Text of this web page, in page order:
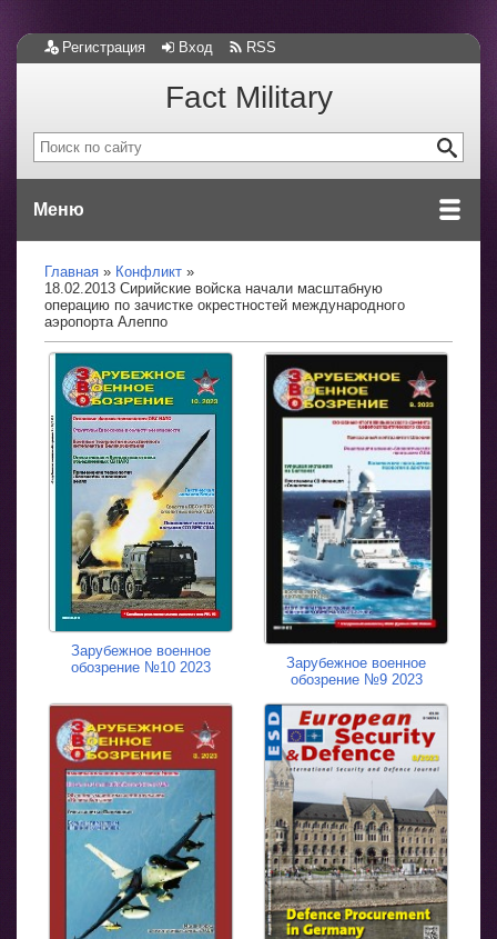
Регистрация Вход RSS
Fact Military
Меню
Главная
Конфликт
18.02.2013 Сирийские войска начали масштабную
операцию по зачистке окрестностей международного
аэропорта Алеппо
Зарубежное военное
обозрение №10 2023
Зарубежное военное
обозрение №9 2023